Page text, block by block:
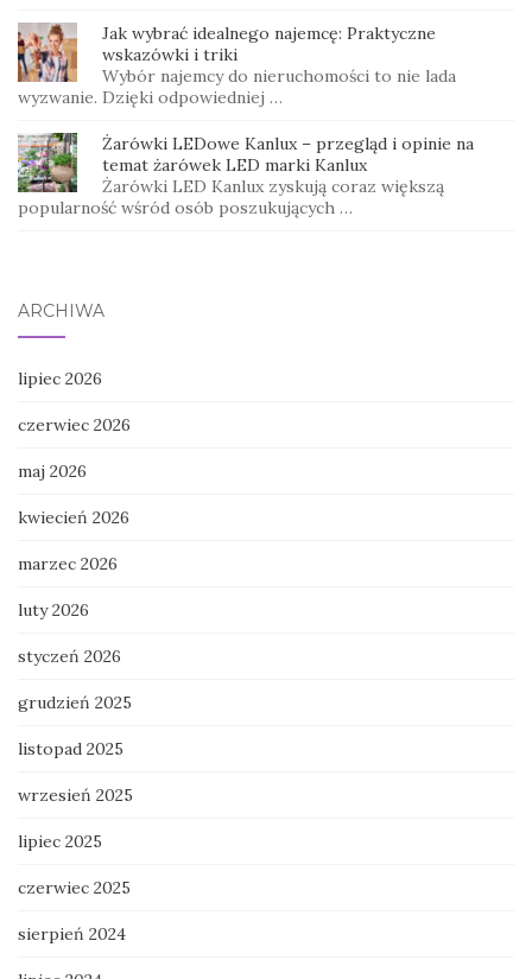
Jak wybrać idealnego najemcę: Praktyczne
wskazówki i triki
Wybór najemcy do nieruchomości to nie lada
wyzwanie. Dzięki odpowiedniej …
Żarówki LEDowe Kanlux – przegląd i opinie na
temat żarówek LED marki Kanlux
Żarówki LED Kanlux zyskują coraz większą
popularność wśród osób poszukujących …
ARCHIWA
lipiec 2026
czerwiec 2026
maj 2026
kwiecień 2026
marzec 2026
luty 2026
styczeń 2026
grudzień 2025
listopad 2025
wrzesień 2025
lipiec 2025
czerwiec 2025
sierpień 2024